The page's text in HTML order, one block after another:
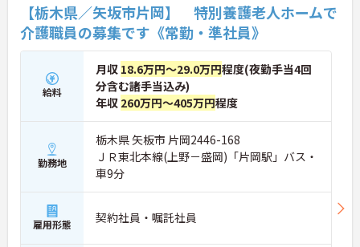
【栃木県／矢坂市片岡】 特別養護老人ホームで
介護職員の募集です《常勤・準社員》
給料
月収 18.6万円～29.0万円程度(夜勤手当4回
分含む諸手当込み)
年収 260万円～405万円程度
勤務地
栃木県 矢板市 片岡2446-168
ＪＲ東北本線(上野－盛岡)「片岡駅」バス・
車9分
雇用形態 契約社員・嘱託社員